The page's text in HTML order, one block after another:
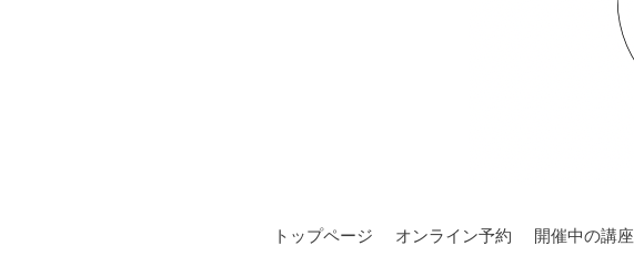
トップページ オンライン予約 開催中の講座